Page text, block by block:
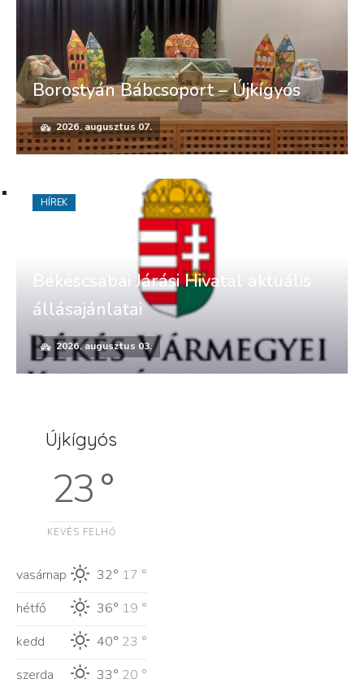
Borostyán Bábcsoport – Újkígyós
2026. augusztus 07.
Békéscsabai Járási Hivatal aktuális
állásajánlatai
2026. augusztus 03.
HÍREK
Újkígyós
23 °
KEVÉS FELHŐ
vasárnap 32° 17 °
hétfő
36° 19 °
kedd
40° 23 °
szerda
33° 20 °